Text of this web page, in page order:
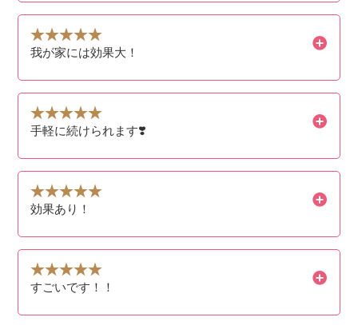
我が家には効果大！
手軽に続けられます❣️
効果あり！
すごいです！！